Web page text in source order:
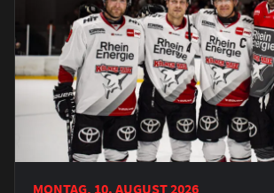
MONTAG, 10. AUGUST 2026